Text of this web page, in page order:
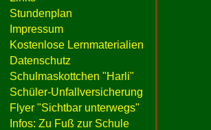
Stundenplan
Impressum
Kostenlose Lernmaterialien
Datenschutz
Schulmaskottchen "Harli"
Schüler-Unfallversicherung
Flyer "Sichtbar unterwegs"
Infos: Zu Fuß zur Schule